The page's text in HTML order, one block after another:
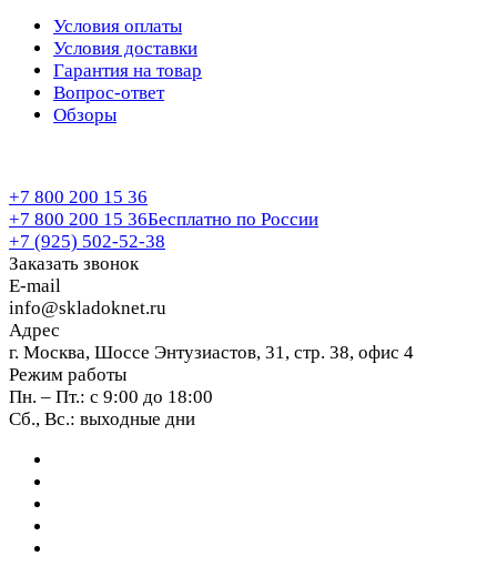
Условия оплаты
Условия доставки
Гарантия на товар
Вопрос-ответ
Обзоры
+7 800 200 15 36
+7 800 200 15 36Бесплатно по России
+7 (925) 502-52-38
Заказать звонок
E-mail
info@skladoknet.ru
Адрес
г. Москва, Шоссе Энтузиастов, 31, стр. 38, офис 4
Режим работы
Пн. – Пт.: с 9:00 до 18:00
Сб., Вс.: выходные дни